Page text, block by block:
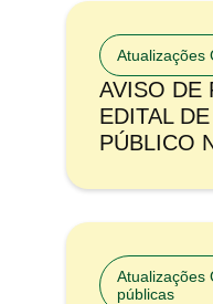
Atualizações
AVISO DE
EDITAL
PÚBLICO
Atualizações
públicas